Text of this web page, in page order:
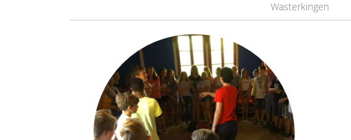
Wasterkingen